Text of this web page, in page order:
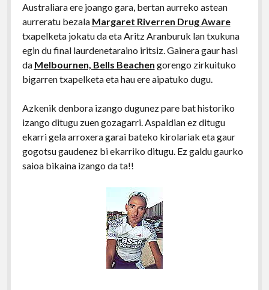
Australiara ere joango gara, bertan aurreko astean
aurreratu bezala Margaret Riverren Drug Aware
txapelketa jokatu da eta Aritz Aranburuk lan txukuna
egin du final laurdenetaraino iritsiz. Gainera gaur hasi
da Melbournen, Bells Beachen gorengo zirkuituko
bigarren txapelketa eta hau ere aipatuko dugu.
Azkenik denbora izango dugunez pare bat historiko
izango ditugu zuen gozagarri. Aspaldian ez ditugu
ekarri gela arroxera garai bateko kirolariak eta gaur
gogotsu gaudenez bi ekarriko ditugu. Ez galdu gaurko
saioa bikaina izango da ta!!